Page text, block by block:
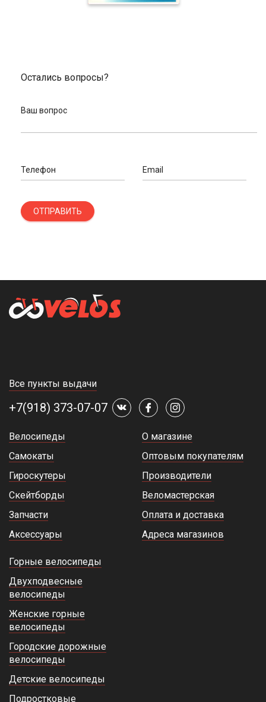
Остались вопросы?
Ваш вопрос
Телефон Email
ОТПРАВИТЬ
Все пункты выдачи
+7(918) 373-07-07
Велосипеды
Самокаты
Гироскутеры
Скейтборды
Запчасти
Аксессуары
О магазине
Оптовым покупателям
Производители
Веломастерская
Оплата и доставка
Адреса магазинов
Горные велосипеды
Двухподвесные
велосипеды
Женские горные
велосипеды
Городские дорожные
велосипеды
Детские велосипеды
Подростковые